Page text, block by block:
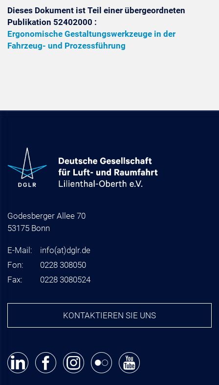
Dieses Dokument ist Teil einer übergeordneten
Publikation 52402000 :
Ergonomische Gestaltungswerkzeuge in der
Fahrzeug- und Prozessführung
Godesberger Allee 70
53175 Bonn
E-Mail: info(at)dglr.de
Fon:
0228 308050
Fax:
0228 3080524
KONTAKTIEREN SIE UNS